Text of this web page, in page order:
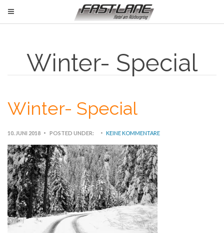
Winter- Special
Winter- Special
10. JUNI 2018 POSTED UNDER: KEINE KOMMENTARE